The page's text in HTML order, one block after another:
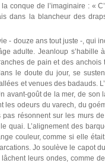
conque de l’imaginaire : «
dans la blancheur des
- douze ans tout juste -, qui
adulte. Jeanloup
de pain et des anchois
le doute du jour, se
et venues des badauds.
avant-goût de la mer, de
les odeurs du varech, du
résonnent sur les murs
quai. L’alignement des
couleur, comme si elle
Jo soulève le capot
leurs ondes, comme